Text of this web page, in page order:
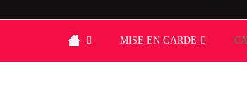
MISE EN GARDE